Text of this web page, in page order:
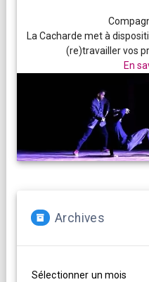
La Cacharde met à
(re)travailler vos
En
Archives